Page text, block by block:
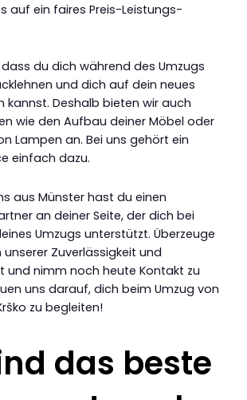
auf ein faires Preis-Leistungs-
du dich während des Umzugs
und dich auf dein neues
kannst. Deshalb bieten wir auch
wie den Aufbau deiner Möbel oder
Lampen an. Bei uns gehört ein
einfach dazu.
aus Münster hast du einen
an deiner Seite, der dich bei
Umzugs unterstützt. Überzeuge
Zuverlässigkeit und
und nimm noch heute Kontakt zu
uns darauf, dich beim Umzug von
zu begleiten!
das beste